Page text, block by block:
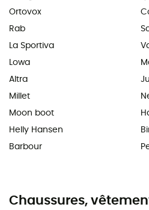
Ortovox
Rab
La Sportiva
Lowa
Altra
Millet
Moon boot
Helly Hansen
Barbour
Chaussures,